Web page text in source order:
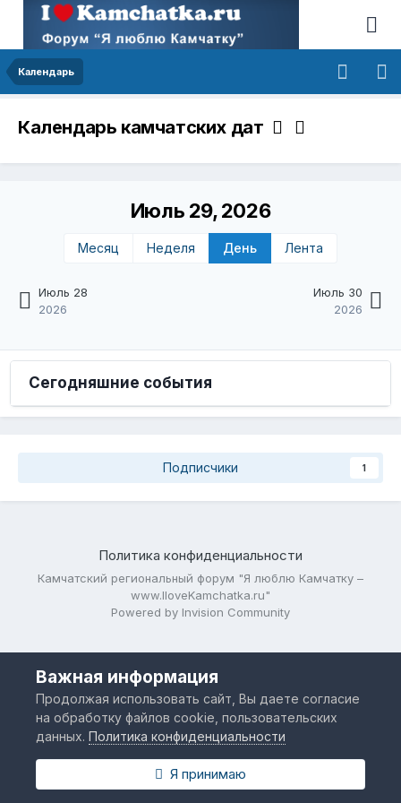
Календарь
Календарь камчатских дат
Июль 28
2026
Июль 29, 2026
Месяц Неделя День Лента
Июль 30
2026
Сегодняшние события
Подписчики 1
Политика конфиденциальности
Камчатский региональный форум "Я люблю Камчатку –
www.IloveKamchatka.ru"
Powered by Invision Community
Важная информация
Продолжая использовать сайт, Вы даете согласие
на обработку файлов cookie, пользовательских
данных.Политика конфиденциальности
Я принимаю